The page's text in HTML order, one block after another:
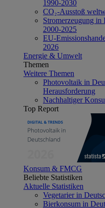
1990-2030
CO₂-Ausstoß
Stromerzeugung in
2000-2025
EU-
2026
Energie & Umwelt
Themen
Weitere Themen
Photovoltaik in
Herausforderung
Nachhaltiger
Top Report
Konsum & FMCG
Beliebte Statistiken
Aktuelle Statistiken
Vegetarier in
Bierkonsum in